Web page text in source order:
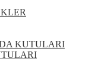
KUTULARI